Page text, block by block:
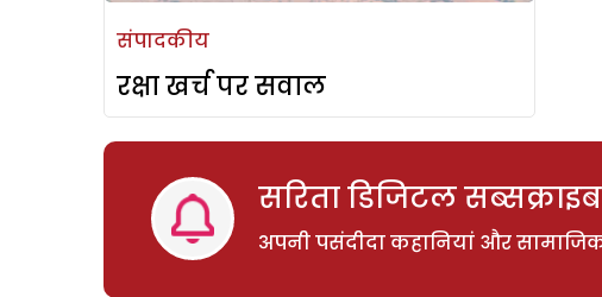
संपादकीय
रक्षा खर्च पर सवाल
सरिता डिजिटल
अपनी पसंदीदा कहानियां और